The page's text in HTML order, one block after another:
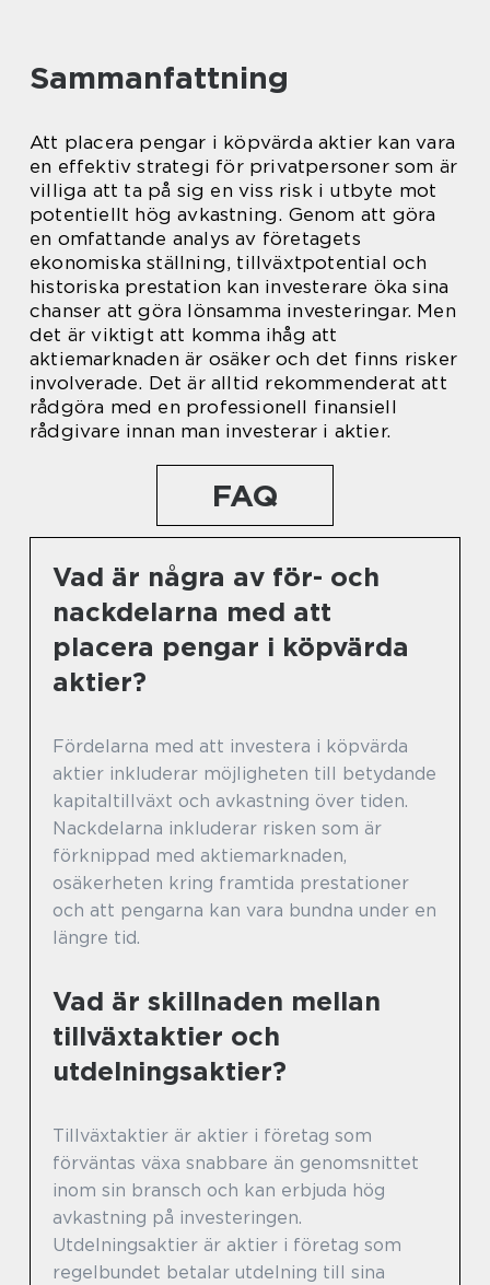
Sammanfattning
Att placera pengar i köpvärda aktier kan vara
en effektiv strategi för privatpersoner som är
villiga att ta på sig en viss risk i utbyte mot
potentiellt hög avkastning. Genom att göra
en omfattande analys av företagets
ekonomiska ställning, tillväxtpotential och
historiska prestation kan investerare öka sina
chanser att göra lönsamma investeringar. Men
det är viktigt att komma ihåg att
aktiemarknaden är osäker och det finns risker
involverade. Det är alltid rekommenderat att
rådgöra med en professionell finansiell
rådgivare innan man investerar i aktier.
FAQ
Vad är några av för- och
nackdelarna med att
placera pengar i köpvärda
aktier?
Fördelarna med att investera i köpvärda
aktier inkluderar möjligheten till betydande
kapitaltillväxt och avkastning över tiden.
Nackdelarna inkluderar risken som är
förknippad med aktiemarknaden,
osäkerheten kring framtida prestationer
och att pengarna kan vara bundna under en
längre tid.
Vad är skillnaden mellan
tillväxtaktier och
utdelningsaktier?
Tillväxtaktier är aktier i företag som
förväntas växa snabbare än genomsnittet
inom sin bransch och kan erbjuda hög
avkastning på investeringen.
Utdelningsaktier är aktier i företag som
regelbundet betalar utdelning till sina